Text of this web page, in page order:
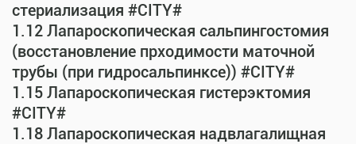
стериализация #CITY#
1.12 Лапароскопическая сальпингостомия
(восстановление прходимости маточной
трубы (при гидросальпинксе)) #CITY#
1.15 Лапароскопическая гистерэктомия
#CITY#
1.18 Лапароскопическая надвлагалищная